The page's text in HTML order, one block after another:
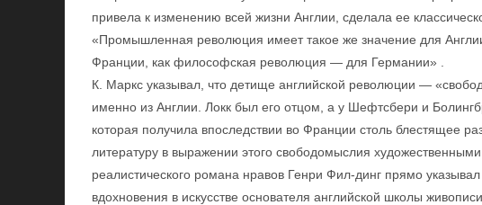
привела к изменению всей жизни Англии, сделала ее
«Промышленная революция имеет такое же значение для
Франции, как философская революция — для Германии» .
К. Маркс указывал, что детище английской революции —
именно из Англии. Локк был его отцом, а у Шефтсбери и
которая получила впоследствии во Франции столь блестящее
литературу в выражении этого свободомыслия
реалистического романа нравов Генри Фил-динг прямо указывал
вдохновения в искусстве основателя английской школы